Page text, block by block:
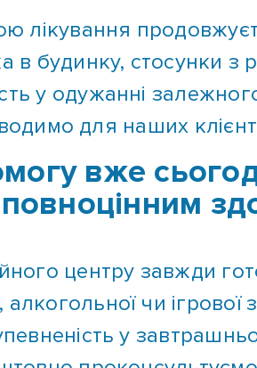
в будинку, стосунки з
у одужанні
для наших
вже
чи ігрової
у